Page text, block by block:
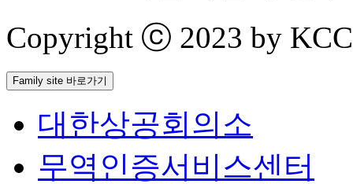
Copyright ⓒ 2023 by
Family site 바로가기
대한상공회의소
무역인증서비스센터